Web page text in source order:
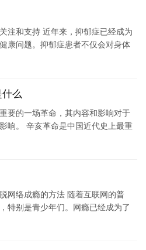
注和支持 近年来，抑郁症已经成为
康问题。抑郁症患者不仅会对身体
么
要的一场革命，其内容和影响对于
响。 辛亥革命是中国近代史上最重
网络成瘾的方法 随着互联网的普
特别是青少年们。网瘾已经成为了